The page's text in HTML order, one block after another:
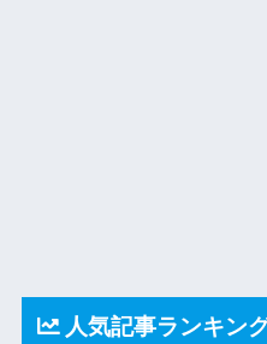
人気記事ランキン